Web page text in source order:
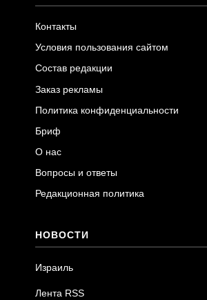
Контакты
Условия пользования сайтом
Состав редакции
Заказ рекламы
Политика конфиденциальности
Бриф
О нас
Вопросы и ответы
Редакционная политика
НОВОСТИ
Израиль
Лента RSS